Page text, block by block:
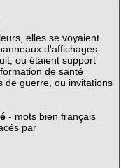
elles se voyaient
d'affichages.
ou étaient support
de santé
de guerre, ou invitations
- mots bien français
par